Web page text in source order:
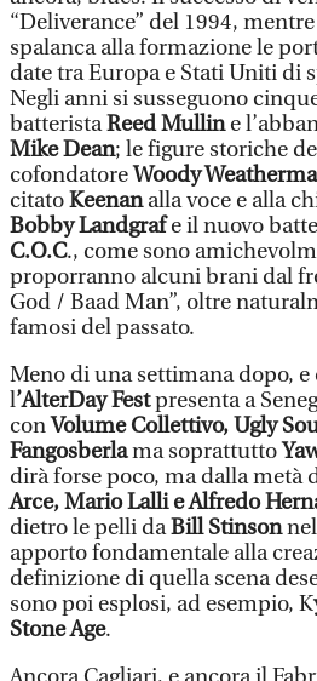
“Deliverance” del 1994,
spalanca alla formazione le
date tra Europa e Stati Uniti di
Negli anni si susseguono
batteristaReed Mulline
Mike Dean; le figure storiche
cofondatoreWoody
citatoKeenanalla voce e alla
Bobby Landgrafe il nuovo
C.O.C., come sono
proporranno alcuni brani dal
God / Baad Man”, oltre
famosi del passato.
Meno di una settimana dopo, e
l’AlterDay Festpresenta a
conVolume Collettivo, Ugly
Fangosberlama soprattutto
dirà forse poco, ma dalla metà
Arce, Mario Lalli e Alfredo
dietro le pelli daBill Stinsonnel
apporto fondamentale alla
definizione di quella scena
sono poi esplosi, ad esempio, K
Stone Age.